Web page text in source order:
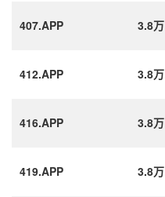
407.APP 3.8万
412.APP 3.8万
416.APP 3.8万
419.APP 3.8万